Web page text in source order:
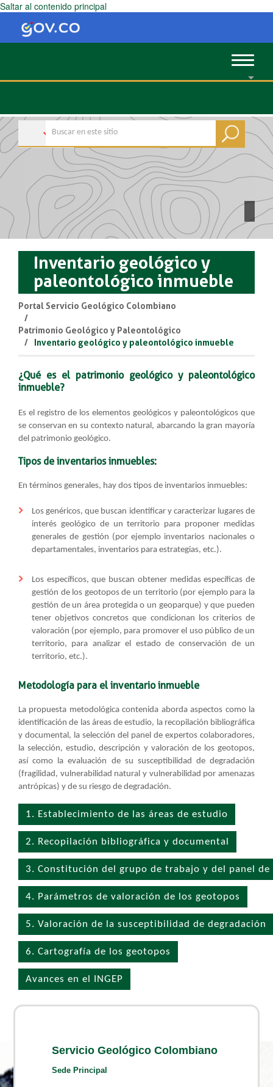
Saltar al contenido principal
Toggle
Inventario geológico y
paleontológico inmueble
Portal Servicio Geológico Colombiano
Patrimonio Geológico y Paleontológico
Inventario geológico y paleontológico inmueble
¿Qué es el patrimonio geológico y paleontológico
inmueble​?
Es el registro de los elementos geológicos y paleontológicos que
se conservan en su contexto natural, abarcando la gran mayoría
del patrimonio geológico.
Tipos de inventarios inmuebles:
En términos generales, hay dos tipos de inventarios inmuebles:
Los genéricos, que buscan identificar y caracterizar lugares de
interés geológico de un territorio para proponer medidas
generales de gestión (por ejemplo inventarios nacionales o
departamentales, inventarios para estrategias, etc.).
Los específicos, que buscan obtener medidas específicas de
gestión de los geotopos de un territorio (por ejemplo para la
gestión de un área protegida o un geoparque) y que pueden
tener objetivos concretos que condicionan los criterios de
valoración (por ejemplo, para promover el uso público de un
territorio, para analizar el estado de conservación de un
territorio, etc.).
Metodología para el inventario inmueble
La propuesta metodológica contenida aborda aspectos como la
identificación de las áreas de estudio, la recopilación bibliográfica
y documental, la selección del panel de expertos colaboradores,
la selección, estudio, descripción y valoración de los geotopos,
así como la evaluación de su susceptibilidad de degradación
(fragilidad, vulnerabilidad natural y vulnerabilidad por amenazas
antrópicas) y de su riesgo de degradación.
1. Establecimiento de las áreas de estudio
2. Recopilación bibliográfica y documental
3. Constitución del grupo de trabajo y del panel
4. Parámetros de valoración de los geotopos
5. Valoración de la susceptibilidad de degradación
6. Cartografía de los geotopos
Avances en el INGEP
Servicio Geológico Colombiano
Sede Principal